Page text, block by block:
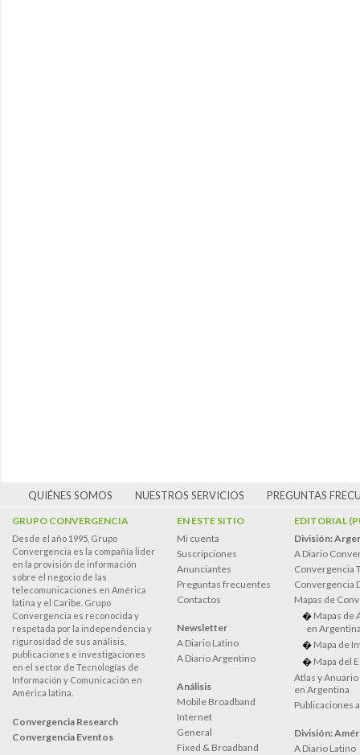
QUIÉNES SOMOS NUESTROS SERVICIOS PREGUNTAS
GRUPO CONVERGENCIA
Desde el año 1995, Grupo
Convergencia es la compañía lider
en la provisión de información
sobre el negocio de las
telecomunicaciones en América
latina y el Caribe. Grupo
Convergencia es reconocida y
respetada por la independencia y
rigurosidad de sus análisis,
publicaciones e investigaciones
en el sector de Tecnologías de
Información y Comunicación en
América latina.
Convergencia Research
Convergencia Eventos
EN ESTE SITIO
Mi cuenta
Suscripciones
Anunciantes
Preguntas frecuentes
Contactos
Newsletter
A Diario Latino
A Diario Argentino
Análisis
Mobile Broadband
Internet
General
Fixed & Broadband
EDITORIAL
División:
A Diario
Convergencia
Convergencia
Mapas de
Mapas de
en
Mapa de
Mapa del
Atlas y
en Argentina
Publicaciones
División:
A Diario Latino